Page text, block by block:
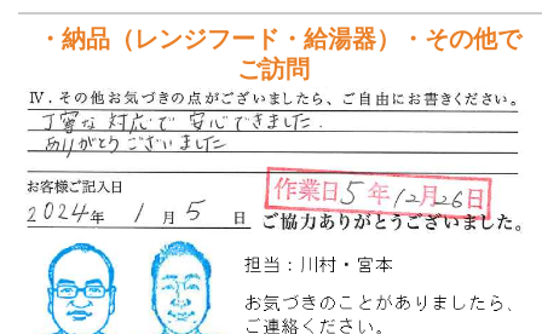
・納品（レンジフード・給湯器）・その他で
ご訪問